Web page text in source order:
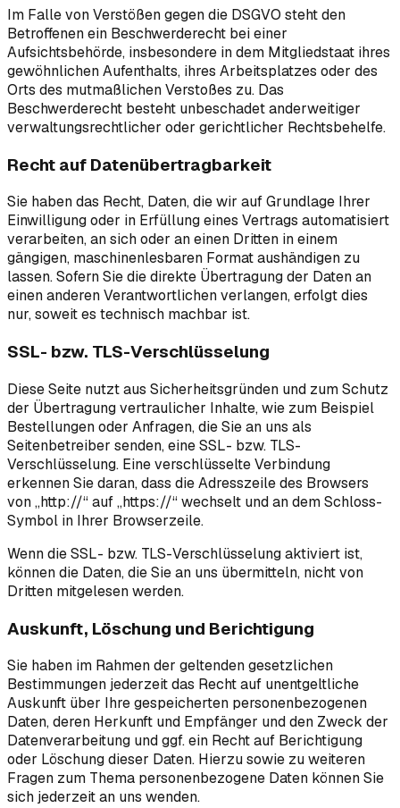
Im Falle von Verstößen gegen die DSGVO steht den
Betroffenen ein Beschwerderecht bei einer
Aufsichtsbehörde, insbesondere in dem Mitgliedstaat ihres
gewöhnlichen Aufenthalts, ihres Arbeitsplatzes oder des
Orts des mutmaßlichen Verstoßes zu. Das
Beschwerderecht besteht unbeschadet anderweitiger
verwaltungsrechtlicher oder gerichtlicher Rechtsbehelfe.
Recht auf Datenübertragbarkeit
Sie haben das Recht, Daten, die wir auf Grundlage Ihrer
Einwilligung oder in Erfüllung eines Vertrags automatisiert
verarbeiten, an sich oder an einen Dritten in einem
gängigen, maschinenlesbaren Format aushändigen zu
lassen. Sofern Sie die direkte Übertragung der Daten an
einen anderen Verantwortlichen verlangen, erfolgt dies
nur, soweit es technisch machbar ist.
SSL- bzw. TLS-Verschlüsselung
Diese Seite nutzt aus Sicherheitsgründen und zum Schutz
der Übertragung vertraulicher Inhalte, wie zum Beispiel
Bestellungen oder Anfragen, die Sie an uns als
Seitenbetreiber senden, eine SSL- bzw. TLS-
Verschlüsselung. Eine verschlüsselte Verbindung
erkennen Sie daran, dass die Adresszeile des Browsers
von „http://“ auf „https://“ wechselt und an dem Schloss-
Symbol in Ihrer Browserzeile.
Wenn die SSL- bzw. TLS-Verschlüsselung aktiviert ist,
können die Daten, die Sie an uns übermitteln, nicht von
Dritten mitgelesen werden.
Auskunft, Löschung und Berichtigung
Sie haben im Rahmen der geltenden gesetzlichen
Bestimmungen jederzeit das Recht auf unentgeltliche
Auskunft über Ihre gespeicherten personenbezogenen
Daten, deren Herkunft und Empfänger und den Zweck der
Datenverarbeitung und ggf. ein Recht auf Berichtigung
oder Löschung dieser Daten. Hierzu sowie zu weiteren
Fragen zum Thema personenbezogene Daten können Sie
sich jederzeit an uns wenden.